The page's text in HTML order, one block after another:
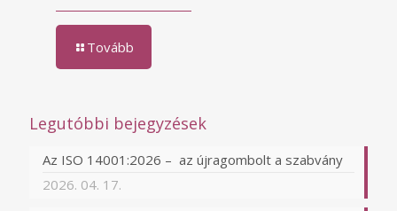
Tovább
Legutóbbi bejegyzések
Az ISO 14001:2026 – az újragombolt a szabvány
2026. 04. 17.